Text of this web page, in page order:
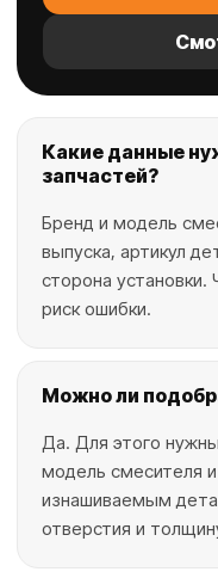
Какие данные
запчастей?
Бренд и модель
выпуска, артикул
сторона
риск ошибки.
Можно ли
Да. Для этого
модель смесителя
изнашиваемым
отверстия и